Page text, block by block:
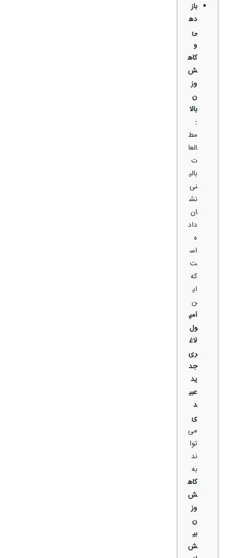
باز
ده
ی
و
کاه
ش
وز
ن
بالا
:
مط
العا
ت
بالی
نی
نش
ان
داد
ه
اس
ت
که
ای
ن
آمپ
ول
لاغ
ری
جد
ید
عبی
د
ی
می‌
توا
ند
به
کاه
ش
وز
ن
بی
ش